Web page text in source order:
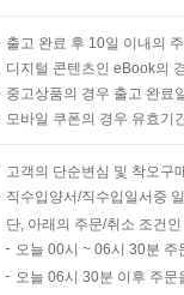
출고 완료 후 10일 이내의
디지털 콘텐츠인 eBook의
중고상품의 경우 출고 완료
모바일 쿠폰의 경우 유효기
고객의 단순변심 및 착오구
직수입양서/직수입일서중
단, 아래의 주문/취소 조건
오늘 00시 ~ 06시 30분
오늘 06시 30분 이후 주